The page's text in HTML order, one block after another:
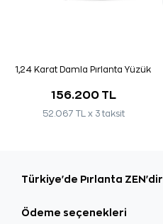
1,24 Karat Damla Pırlanta Yüzük
156.200 TL
52.067 TL x 3 taksit
Türkiye'de Pırlanta ZEN'dir
Ödeme seçenekleri